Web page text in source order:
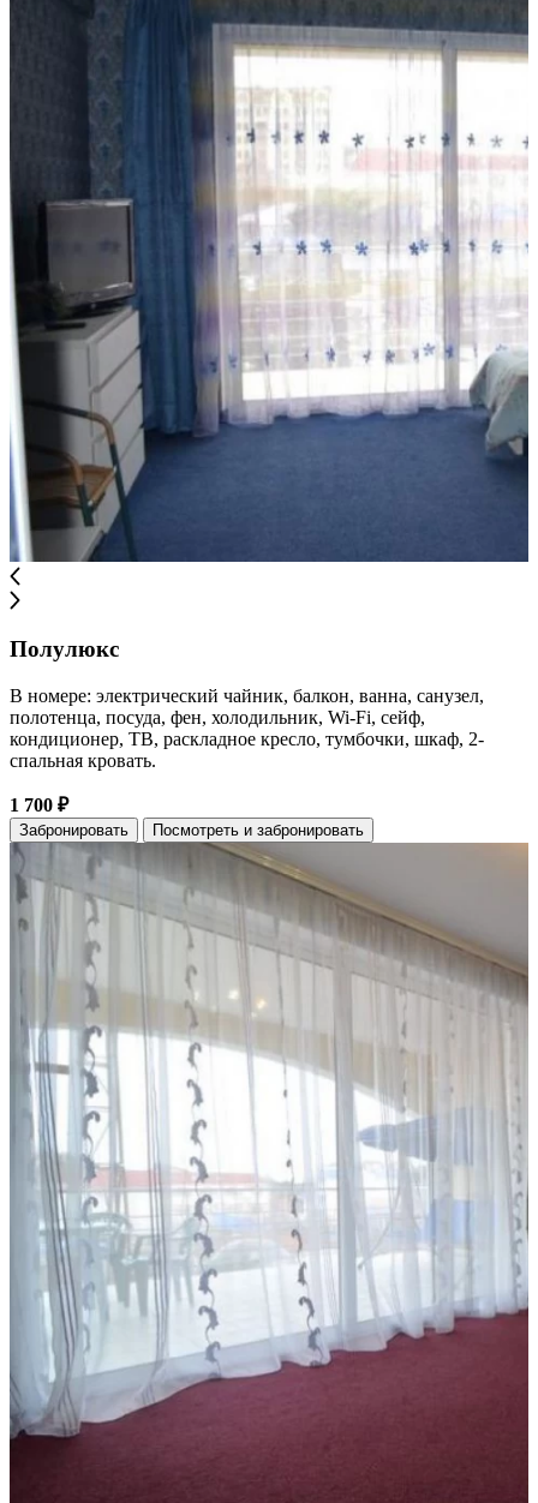
Полулюкс
В номере: электрический чайник, балкон, ванна, санузел,
полотенца, посуда, фен, холодильник, Wi-Fi, сейф,
кондиционер, ТВ, раскладное кресло, тумбочки, шкаф, 2-
спальная кровать.
1 700 ₽
Забронировать Посмотреть и забронировать